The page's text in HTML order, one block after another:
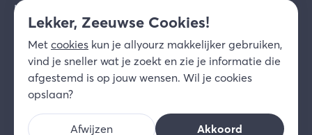
Inschrijven voor de nieuwsbrief
Over ons
Contact
© 2026 allyourz b.v.
Lekker, Zeeuwse Cookies!
Met cookies kun je allyourz makkelijker gebruiken,
vind je sneller wat je zoekt en zie je informatie die
afgestemd is op jouw wensen. Wil je cookies
opslaan?
Afwijzen Akkoord